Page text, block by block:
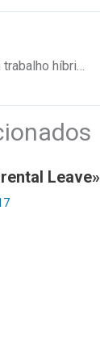
AM Experience Group com trabalho híbrido para melhorar produtividade e felicidade
Leave»